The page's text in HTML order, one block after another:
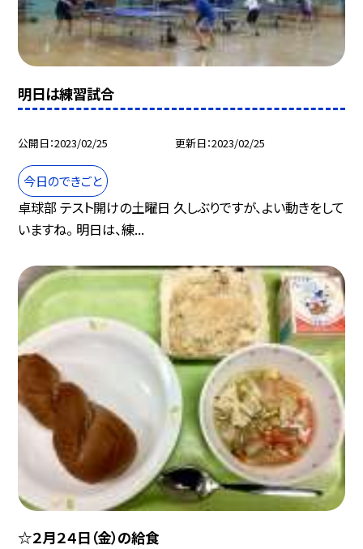
明日は練習試合
公開日 2023/02/25 更新日 2023/02/25
今日のできごと
卓球部 テスト開けの土曜日 久しぶりですが、よい動きをして
いますね。 明日は、練...
☆２月２４日（金）の給食